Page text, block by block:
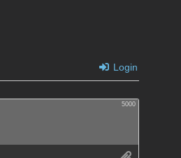
Login
5000